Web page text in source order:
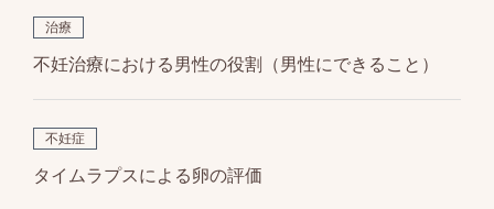
治療
不妊治療における男性の役割（男性にできること）
不妊症
タイムラプスによる卵の評価